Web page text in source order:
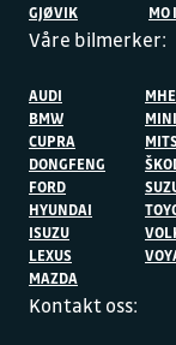
Sjekk og
Service på
Taksering
Kunder hos
inkluderer blant
Bilskade
bilskadesenter
GJØVIK
MO
Våre bilmerker:
AUDI
BMW
CUPRA
DONGFENG
FORD
HYUNDAI
ISUZU
LEXUS
MAZDA
MINI
Kontakt oss: